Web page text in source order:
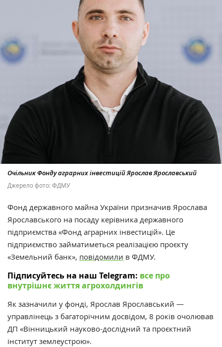
Очільник Фонду аграрних інвестицій Ярослав Ярославський
Джерело фото: ФДМУ
Фонд державного майна України призначив Ярослава
Ярославського на посаду керівника державного
підприємства «Фонд аграрних інвестицій». Це
підприємство займатиметься реалізацією проєкту
«Земельний банк», повідомили в ФДМУ.
Підписуйтесь на наш Telegram: все про
внутрішнє життя агрохолдингів
Як зазначили у фонді, Ярослав Ярославський —
управлінець з багаторічним досвідом, 8 років очолював
ДП «Вінницький науково-дослідний та проєктний
інститут землеустрою».